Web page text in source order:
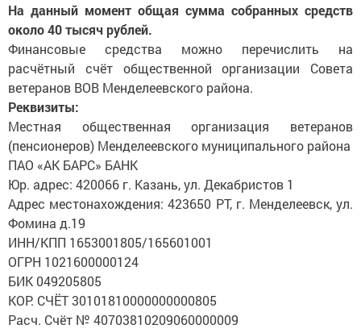
На данный момент общая сумма собранных средств
около 40 тысяч рублей.
Финансовые средства можно перечислить на
расчётный счёт общественной организации Совета
ветеранов ВОВ Менделеевского района.
Реквизиты:
Местная общественная организация ветеранов
(пенсионеров) Менделеевского муниципального района
ПАО «АК БАРС» БАНК
Юр. адрес: 420066 г. Казань, ул. Декабристов 1
Адрес местонахождения: 423650 РТ, г. Менделеевск, ул.
Фомина д.19
ИНН/КПП 1653001805/165601001
ОГРН 1021600000124
БИК 049205805
КОР. СЧЁТ 30101810000000000805
Расч. Счёт № 40703810209060000009